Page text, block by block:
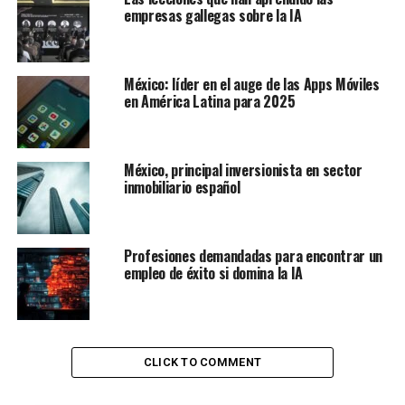
Según las estadísticas de Similarweb, ChatGPT, uno de
los chatbots más populares del mundo, logró 153
millones de visitas en el primer mes tras su lanzamiento
en noviembre de 2022, y alcanzó un máximo de 2,000
millones en abril de 2024.
Le puede interesar:
América Latina
Dado el rápido avance de la IA, Kaspersky ha realizado
un estudio a detalle para explorar los niveles actuales de
confianza en ella.
El estudio examina sus funciones, desde los puestos de
dirección en el lugar de trabajo hasta la ayuda en
Un ámbito en el que la IA puede desempeñar un papel
empresas gallegas sobre la IA
México: líder en el auge de las Apps Móviles
en América Latina para 2025
México, principal inversionista en sector
inmobiliario español
Profesiones demandadas para encontrar un
empleo de éxito si domina la IA
CLICK TO COMMENT